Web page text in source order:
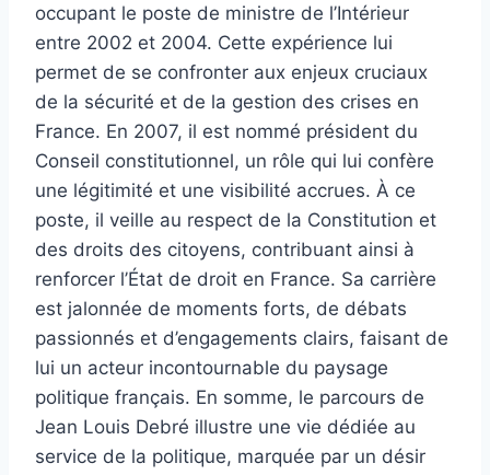
occupant le poste de ministre de l’Intérieur
entre 2002 et 2004. Cette expérience lui
permet de se confronter aux enjeux cruciaux
de la sécurité et de la gestion des crises en
France. En 2007, il est nommé président du
Conseil constitutionnel, un rôle qui lui confère
une légitimité et une visibilité accrues. À ce
poste, il veille au respect de la Constitution et
des droits des citoyens, contribuant ainsi à
renforcer l’État de droit en France. Sa carrière
est jalonnée de moments forts, de débats
passionnés et d’engagements clairs, faisant de
lui un acteur incontournable du paysage
politique français. En somme, le parcours de
Jean Louis Debré illustre une vie dédiée au
service de la politique, marquée par un désir